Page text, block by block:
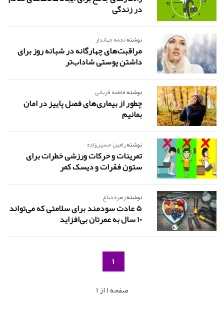
در زندگی
نوشتهنجمه جهاندار
مراقبت‌های چهارگانه در شبانه روز برای
داشتن پوستی شاداب‌تر
نوشتهفاطمه قربانی
چطور از بیماری‌های فصل پاییز در امان
بمانیم
نوشتهرامین حسین‌زاده
تمرینات و حرکات ورزشی خطرات برای
ستون فقرات و دیسک کمر
نوشتهزهره دباغ
5 عادت سودمند برای سلامتی که می‌تواند
10 سال به عمرتان بی‌افزاید
1
صفحه 1 از 1